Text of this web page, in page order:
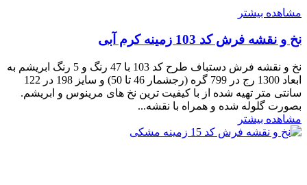
مشاهده بیشتر
نخ و نقشه فرش کد 103 زمینه کرم آبی
نخ و نقشه فرش دستباف طرح کد 103 با 47 رنگ و 5 رنگ ابریشم به
ابعاد 1300 رج در 799 گره (رجشمار 46 تا 50) و سایز 198 در 122
سانتی متر تهیه شده از با کیفیت ترین نخ های مرینوس و ابریشم.
بصورت گلوله شده و همراه با نقشه...
مشاهده بیشتر